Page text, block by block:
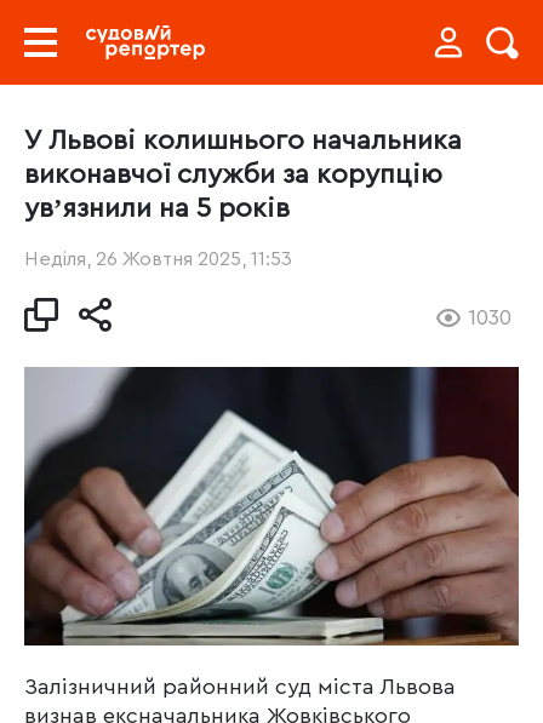
У Львові колишнього начальника
виконавчої служби за корупцію
увʼязнили на 5 років
Неділя, 26 Жовтня 2025, 11:53
1030
Залізничний районний суд міста Львова
визнав ексначальника Жовківського